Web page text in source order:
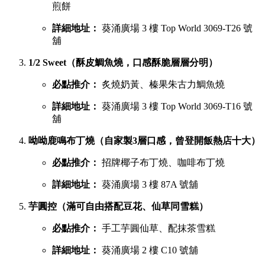
煎餅
詳細地址： 葵涌廣場 3 樓 Top World 3069-T26 號
舖
1/2 Sweet（酥皮鯛魚燒，口感酥脆層層分明）
必點推介： 炙燒奶黃、榛果朱古力鯛魚燒
詳細地址： 葵涌廣場 3 樓 Top World 3069-T16 號
舖
呦呦鹿鳴布丁燒（自家製3層口感，曾登開飯熱店十大）
必點推介： 招牌椰子布丁燒、咖啡布丁燒
詳細地址： 葵涌廣場 3 樓 87A 號舖
芋圓控（滿可自由搭配豆花、仙草同雪糕）
必點推介： 手工芋圓仙草、配抹茶雪糕
詳細地址： 葵涌廣場 2 樓 C10 號舖